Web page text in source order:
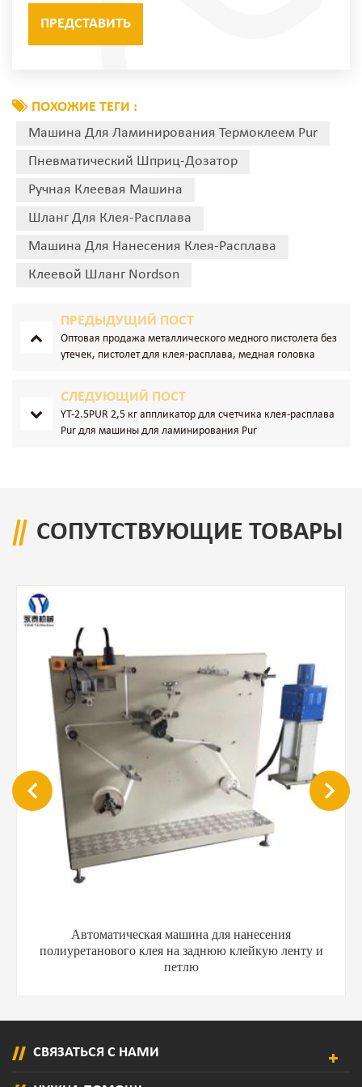
ПОХОЖИЕ ТЕГИ :
Машина Для Ламинирования Термоклеем Pur
Пневматический Шприц-Дозатор
Ручная Клеевая Машина
Шланг Для Клея-Расплава
Машина Для Нанесения Клея-Расплава
Клеевой Шланг Nordson
ПРЕДЫДУЩИЙ ПОСТ
Оптовая продажа металлического медного пистолета без
утечек, пистолет для клея-расплава, медная головка
СЛЕДУЮЩИЙ ПОСТ
YT-2.5PUR 2,5 кг аппликатор для счетчика клея-расплава
Pur для машины для ламинирования Pur
СОПУТСТВУЮЩИЕ ТОВАРЫ
Автоматическая машина для нанесения
полиуретанового клея на заднюю клейкую ленту и
петлю
СВЯЗАТЬСЯ С НАМИ